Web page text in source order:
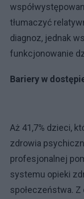
tłumaczyć
diagnoz, jednak
funkcjonowanie
Bariery w
Aż 41,7% dzieci,
zdrowia
profesjonalnej
systemu opieki
społeczeństwa.